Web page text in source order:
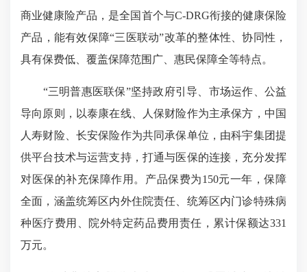
商业健康险产品，是全国首个与C-DRG衔接的健康保险
产品，能有效保障“三医联动”改革的整体性、协同性，
具有保费低、覆盖保障范围广、惠民保障全等特点。
“三明普惠医联保”坚持政府引导、市场运作、公益
导向原则，以泰康在线、人保财险作为主承保方，中国
人寿财险、长安保险作为共同承保单位，由科宇集团提
供平台技术与运营支持，打通与医保的连接，充分发挥
对医保的补充保障作用。产品保费为150元一年，保障
全面，涵盖统筹区内外住院责任、统筹区内门诊特殊病
种医疗费用、院外特定药品费用责任，累计保额达331
万元。